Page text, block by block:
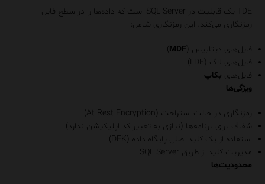
TDE یک قابلیت در SQL Server است که داده‌ها را در سطح فایل
رمزنگاری می‌کند. این رمزنگاری شامل:
فایل‌های دیتابیس (MDF
)
فایل‌های لاگ (LDF)
فایل‌های بکاپ
ویژگی‌ها
رمزنگاری در حالت استراحت (At Rest Encryption)
شفاف برای برنامه‌ها (نیازی به تغییر کد اپلیکیشن ندارد)
استفاده از یک کلید اصلی پایگاه داده (DEK)
مدیریت کلید از طریق SQL Server
محدودیت‌ها